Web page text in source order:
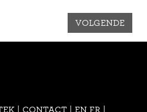
VOLGENDE
| CONTACT| EN FR